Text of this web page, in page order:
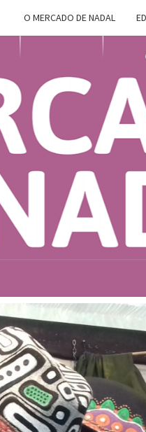
O MERCADO DE NADAL
Do 28
Ao 5
Xaneiro